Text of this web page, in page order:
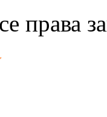
права